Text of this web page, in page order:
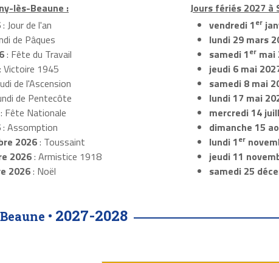
lès-Beaune :
: Jour de l'an
de Pâques
: Fête du Travail
1945
de l'Ascension
de Pentecôte
Fête Nationale
: Assomption
2026: Toussaint
2026: Armistice 1918
2026: Noël
Jours fériés 2027 à
vendredi 1er
lundi 29 mars
samedi 1ermai
jeudi 6 mai
samedi 8 mai
lundi 17 mai
mercredi 14
dimanche 15
lundi 1er
jeudi 11
samedi 25
• 2027-2028